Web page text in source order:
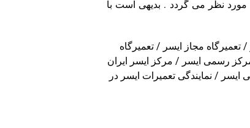
مورد نظر می گردد . بدیهی است با
مجاز ایسر / تعمیرگاه
رسمی ایسر / مرکز ایسر ایران
/ نمایندگی تعمیرات ایسر در